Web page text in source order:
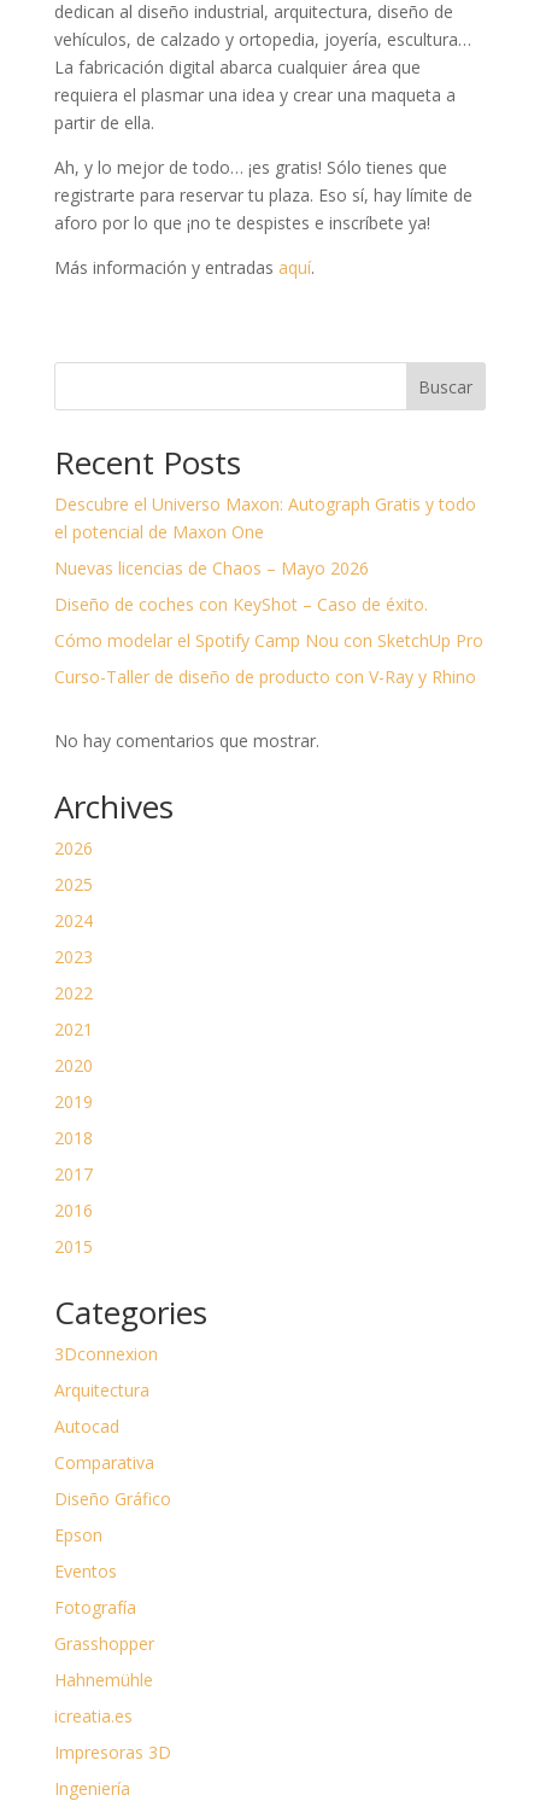
dedican al diseño industrial, arquitectura, diseño de
vehículos, de calzado y ortopedia, joyería, escultura…
La fabricación digital abarca cualquier área que
requiera el plasmar una idea y crear una maqueta a
partir de ella.
Ah, y lo mejor de todo… ¡es gratis! Sólo tienes que
registrarte para reservar tu plaza. Eso sí, hay límite de
aforo por lo que ¡no te despistes e inscríbete ya!
Más información y entradas aquí.
Buscar
Recent Posts
Descubre el Universo Maxon: Autograph Gratis y todo
el potencial de Maxon One
Nuevas licencias de Chaos – Mayo 2026
Diseño de coches con KeyShot – Caso de éxito.
Cómo modelar el Spotify Camp Nou con SketchUp Pro
Curso-Taller de diseño de producto con V-Ray y Rhino
No hay comentarios que mostrar.
Archives
2026
2025
2024
2023
2022
2021
2020
2019
2018
2017
2016
2015
Categories
3Dconnexion
Arquitectura
Autocad
Comparativa
Diseño Gráfico
Epson
Eventos
Fotografía
Grasshopper
Hahnemühle
icreatia.es
Impresoras 3D
Ingeniería